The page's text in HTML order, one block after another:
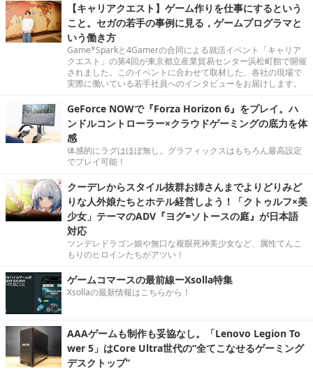
【キャリアクエスト】ゲーム作りを仕事にするという
こと。セガの若手の事例に見る，ゲームプログラマと
いう働き方
Game*Sparkと4Gamerの合同による就活イベント「キャリア
クエスト」の第4回が東京都立産業貿易センター浜松町館で開催
されました。このイベントに合わせて取材した、各社の現場で
実際に働いている若手社員へのインタビューをお届けします。
GeForce NOWで『Forza Horizon 6』をプレイ。ハ
ンドルコントローラー×クラウドゲーミングの底力を体
感
体感的にラグはほぼ無し。グラフィックスはもちろん最高設定
でプレイ可能！
クーデレからスタイル抜群お姉さんまでよりどりみど
りな人外娘たちとホテル経営しよう！「クトゥルフ×美
少女」テーマのADV『ヨグ=ソトースの庭』が日本語
対応
ツンデレドラゴン娘や無口な複眼死神美少女など、属性てんこ
もりのヒロインたちがアツい！
ゲームコマースの最前線ーXsolla特集
Xsollaの最新情報はこちらから！
AAAゲームも制作も妥協なし。「Lenovo Legion To
wer 5」はCore Ultra世代の“全てこなせるゲーミング
デスクトップ”